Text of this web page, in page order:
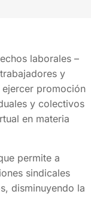
laborales –
y
promoción
y colectivos
en materia
permite a
sindicales
disminuyendo la